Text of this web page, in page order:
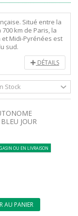
Situé entre la
km de Paris, la
Midi-Pyrénées est
sud.
DÉTAILS
JOUR
OU EN LIVRAISON
AU PANIER